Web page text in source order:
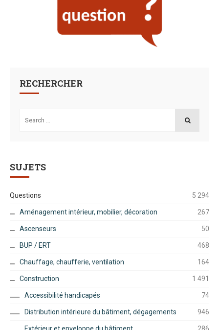
RECHERCHER
for:
SUJETS
Questions 5 294
Aménagement intérieur, mobilier, décoration 267
Ascenseurs 50
BUP / ERT 468
Chauffage, chaufferie, ventilation 164
Construction 1 491
Accessibilité handicapés 74
Distribution intérieure du bâtiment, dégagements 946